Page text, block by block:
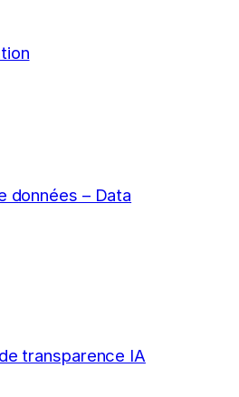
données – Data
transparence IA